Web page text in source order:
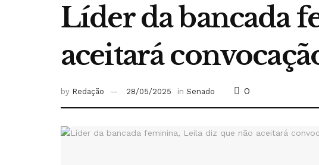
Líder da bancada
aceitará
by Redação 28/05/2025 in Senado 0